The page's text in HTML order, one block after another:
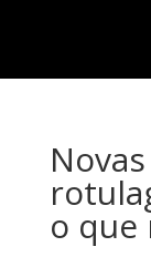
o que